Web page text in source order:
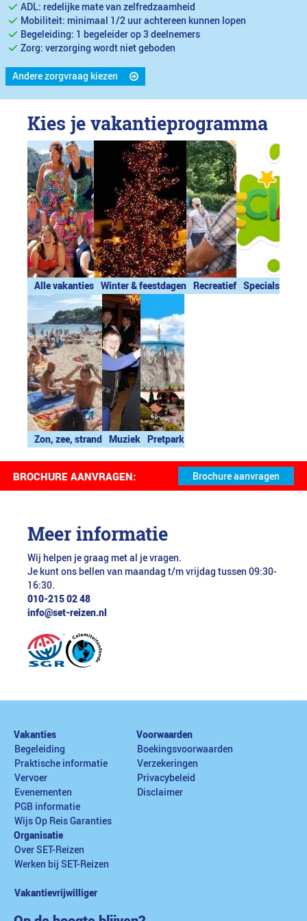
ADL: redelijke mate van zelfredzaamheid
Mobiliteit: minimaal 1/2 uur achtereen kunnen lopen
Begeleiding: 1 begeleider op 3 deelnemers
Zorg: verzorging wordt niet geboden
Andere zorgvraag kiezen
Kies je vakantieprogramma
Alle vakanties Winter & feestdagen Recreatief Specials
Zon, zee, strand Muziek Pretpark
BROCHURE AANVRAGEN:
Meer informatie
Wij helpen je graag met al je vragen.
Je kunt ons bellen van maandag t/m vrijdag tussen 09:30-
16:30.
010-215 02 48
info@set-reizen.nl
Vakanties
Begeleiding
Praktische informatie
Vervoer
Evenementen
PGB informatie
Wijs Op Reis Garanties
Voorwaarden
Boekingsvoorwaarden
Verzekeringen
Privacybeleid
Disclaimer
Organisatie
Over SET-Reizen
Werken bij SET-Reizen
Vakantievrijwilliger